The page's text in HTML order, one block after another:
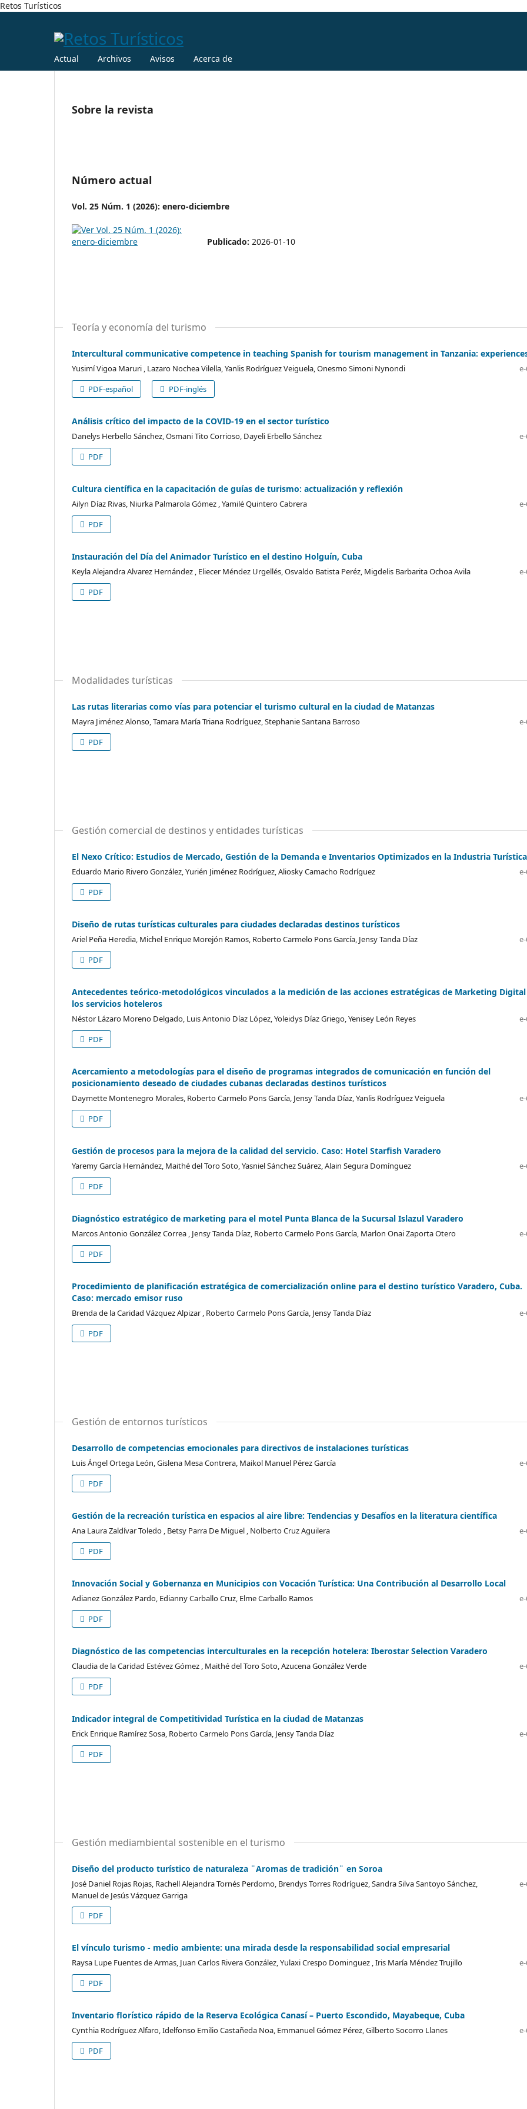
Retos Turísticos
Actual Archivos Avisos Acerca de
Sobre la revista
Número actual
Vol. 25 Núm. 1 (2026): enero-diciembre
Publicado: 2026-01-10
Teoría y economía del turismo
Intercultural communicative competence in teaching Spanish for tourism management in Tanzania:
Yusimí Vigoa Maruri , Lazaro Nochea Vilella, Yanlis Rodríguez Veiguela, Onesmo Simoni Nynondi
PDF-español
PDF-inglés
Análisis crítico del impacto de la COVID-19 en el sector turístico
Danelys Herbello Sánchez, Osmani Tito Corrioso, Dayeli Erbello Sánchez
PDF
Cultura científica en la capacitación de guías de turismo: actualización y reflexión
Ailyn Díaz Rivas, Niurka Palmarola Gómez , Yamilé Quintero Cabrera
PDF
Instauración del Día del Animador Turístico en el destino Holguín, Cuba
Keyla Alejandra Alvarez Hernández , Eliecer Méndez Urgellés, Osvaldo Batista Peréz, Migdelis Barbarita Ochoa Avila
PDF
Modalidades turísticas
Las rutas literarias como vías para potenciar el turismo cultural en la ciudad de Matanzas
Mayra Jiménez Alonso, Tamara María Triana Rodríguez, Stephanie Santana Barroso
PDF
Gestión comercial de destinos y entidades turísticas
El Nexo Crítico: Estudios de Mercado, Gestión de la Demanda e Inventarios Optimizados en la Industria Turística
Eduardo Mario Rivero González, Yurién Jiménez Rodríguez, Aliosky Camacho Rodríguez
PDF
Diseño de rutas turísticas culturales para ciudades declaradas destinos turísticos
Ariel Peña Heredia, Michel Enrique Morejón Ramos, Roberto Carmelo Pons García, Jensy Tanda Díaz
PDF
Antecedentes teórico-metodológicos vinculados a la medición de las acciones estratégicas de Marketing
los servicios hoteleros
Néstor Lázaro Moreno Delgado, Luis Antonio Díaz López, Yoleidys Díaz Griego, Yenisey León Reyes
PDF
Acercamiento a metodologías para el diseño de programas integrados de comunicación en función del
posicionamiento deseado de ciudades cubanas declaradas destinos turísticos
Daymette Montenegro Morales, Roberto Carmelo Pons García, Jensy Tanda Díaz, Yanlis Rodríguez Veiguela
PDF
Gestión de procesos para la mejora de la calidad del servicio. Caso: Hotel Starfish Varadero
Yaremy García Hernández, Maithé del Toro Soto, Yasniel Sánchez Suárez, Alain Segura Domínguez
PDF
Diagnóstico estratégico de marketing para el motel Punta Blanca de la Sucursal Islazul Varadero
Marcos Antonio González Correa , Jensy Tanda Díaz, Roberto Carmelo Pons García, Marlon Onai Zaporta Otero
PDF
Procedimiento de planificación estratégica de comercialización online para el destino turístico Varadero, Cuba.
Caso: mercado emisor ruso
Brenda de la Caridad Vázquez Alpizar , Roberto Carmelo Pons García, Jensy Tanda Díaz
PDF
Gestión de entornos turísticos
Desarrollo de competencias emocionales para directivos de instalaciones turísticas
Luis Ángel Ortega León, Gislena Mesa Contrera, Maikol Manuel Pérez García
PDF
Gestión de la recreación turística en espacios al aire libre: Tendencias y Desafíos en la literatura científica
Ana Laura Zaldívar Toledo , Betsy Parra De Miguel , Nolberto Cruz Aguilera
PDF
Innovación Social y Gobernanza en Municipios con Vocación Turística: Una Contribución al Desarrollo Local
Adianez González Pardo, Edianny Carballo Cruz, Elme Carballo Ramos
PDF
Diagnóstico de las competencias interculturales en la recepción hotelera: Iberostar Selection Varadero
Claudia de la Caridad Estévez Gómez , Maithé del Toro Soto, Azucena González Verde
PDF
Indicador integral de Competitividad Turística en la ciudad de Matanzas
Erick Enrique Ramírez Sosa, Roberto Carmelo Pons García, Jensy Tanda Díaz
PDF
Gestión mediambiental sostenible en el turismo
Diseño del producto turístico de naturaleza ¨Aromas de tradición¨ en Soroa
José Daniel Rojas Rojas, Rachell Alejandra Tornés Perdomo, Brendys Torres Rodríguez, Sandra Silva Santoyo Sánchez,
Manuel de Jesús Vázquez Garriga
PDF
El vínculo turismo - medio ambiente: una mirada desde la responsabilidad social empresarial
Raysa Lupe Fuentes de Armas, Juan Carlos Rivera González, Yulaxi Crespo Dominguez , Iris María Méndez Trujillo
PDF
Inventario florístico rápido de la Reserva Ecológica Canasí – Puerto Escondido, Mayabeque, Cuba
Cynthia Rodríguez Alfaro, Idelfonso Emilio Castañeda Noa, Emmanuel Gómez Pérez, Gilberto Socorro Llanes
PDF